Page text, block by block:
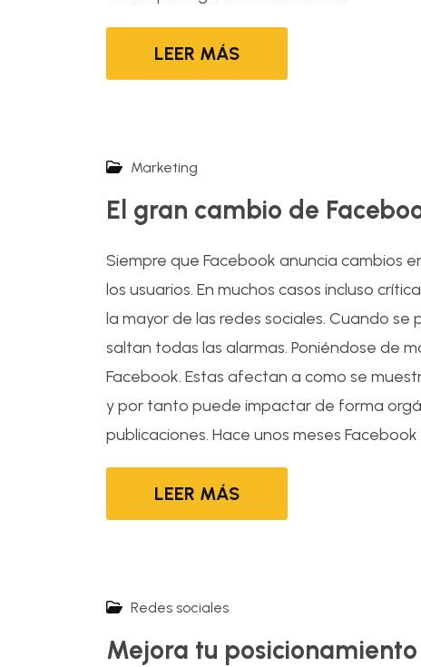
LEER MÁS
Marketing
El gran cambio de
Siempre que Facebook anuncia cambios
los usuarios. En muchos casos incluso
la mayor de las redes sociales. Cuando
saltan todas las alarmas. Poniéndose de
Facebook. Estas afectan a como se
y por tanto puede impactar de forma
publicaciones. Hace unos meses Facebook
LEER MÁS
Redes sociales
Mejora tu posicionamiento